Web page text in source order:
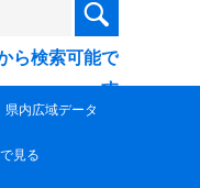
ら検索可能で
す
県内広域データ
見る